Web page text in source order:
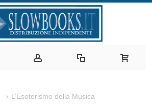
L’Esoterismo della Musica